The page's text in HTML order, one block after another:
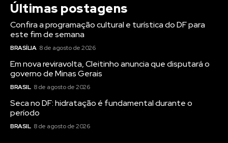
Últimas postagens
Confira a programação cultural e turística do DF para
este fim de semana
BRASÍLIA 8 de agosto de 2026
Em nova reviravolta, Cleitinho anuncia que disputará o
governo de Minas Gerais
BRASIL 8 de agosto de 2026
Seca no DF: hidratação é fundamental durante o
período
BRASIL 8 de agosto de 2026